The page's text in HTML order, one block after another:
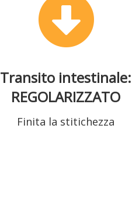
Transito intestinale:
REGOLARIZZATO
Finita la stitichezza